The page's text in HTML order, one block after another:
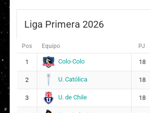
7
? Ángela Lucía Curiel Sánchez
F Francisca Antonia Godoy Berguño
13
A
14
Liga Primera 2026
Pos Equipo PJ
1 Colo-Colo 18
2 U. Católica 18
3 U. de Chile 18